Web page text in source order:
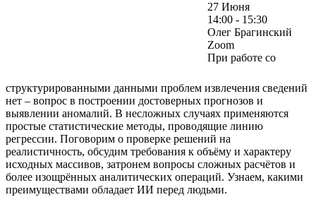
27 Июня
14:00 - 15:30
Олег Брагинский
Zoom
При работе со
структурированными данными проблем извлечения сведений
нет – вопрос в построении достоверных прогнозов и
выявлении аномалий. В несложных случаях применяются
простые статистические методы, проводящие линию
регрессии. Поговорим о проверке решений на
реалистичность, обсудим требования к объёму и характеру
исходных массивов, затронем вопросы сложных расчётов и
более изощрённых аналитических операций. Узнаем, какими
преимуществами обладает ИИ перед людьми.